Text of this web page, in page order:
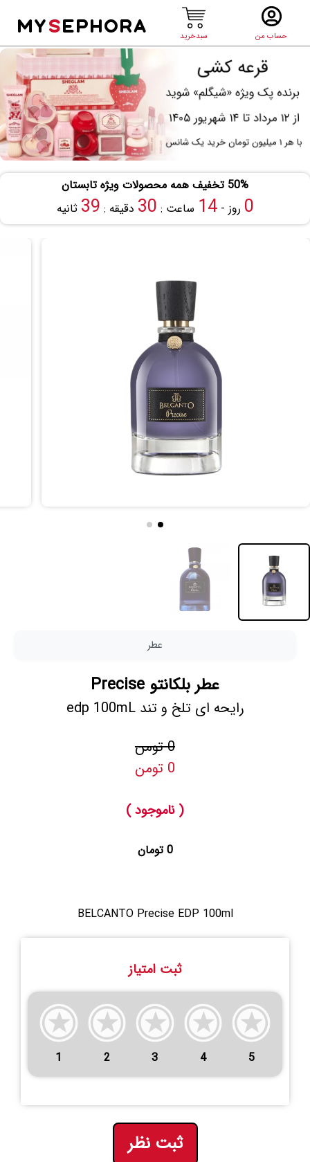
حساب من سبدخرید
MYSEPHORA
50% تخفیف همه محصولات ویژه تابستان
0 روز -14 ساعت : 30 دقیقه : 38 ثانیه
عطر
عطر بلکانتو Precise
رایحه ای تلخ و تند edp 100mL
0 تومن
0 تومن
( ناموجود )
0 تومان
BELCANTO Precise EDP 100ml
ثبت امتیاز
1 2 3 4 5
ثبت نظر